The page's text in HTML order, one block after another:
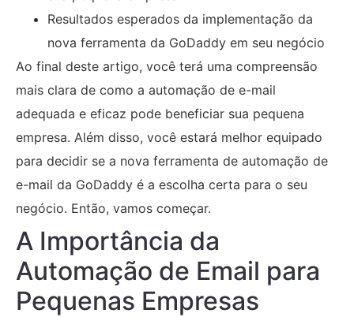
Resultados esperados da implementação da
nova ferramenta da GoDaddy em seu negócio
Ao final deste artigo, você terá uma compreensão
mais clara de como a automação de e-mail
adequada e eficaz pode beneficiar sua pequena
empresa. Além disso, você estará melhor equipado
para decidir se a nova ferramenta de automação de
e-mail da GoDaddy é a escolha certa para o seu
negócio. Então, vamos começar.
A Importância da
Automação de Email para
Pequenas Empresas